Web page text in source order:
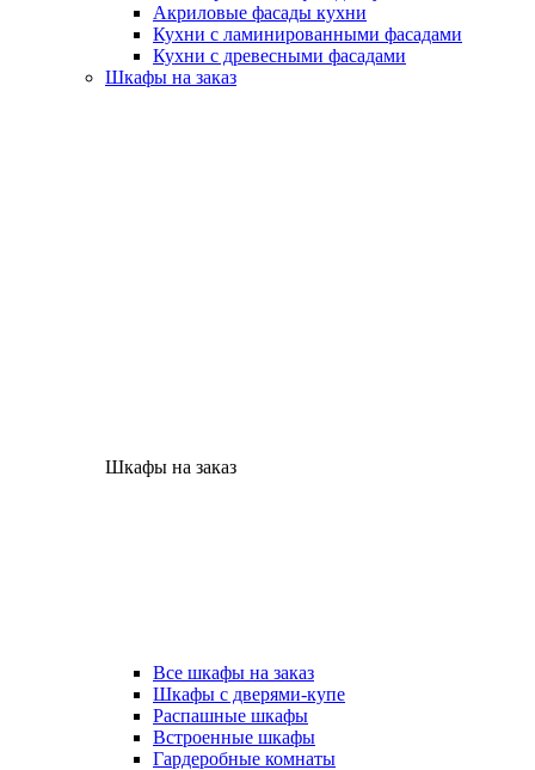
Акриловые фасады кухни
Кухни с ламинированными фасадами
Кухни с древесными фасадами
Шкафы на заказ
Шкафы на заказ
Все шкафы на заказ
Шкафы с дверями-купе
Распашные шкафы
Встроенные шкафы
Гардеробные комнаты